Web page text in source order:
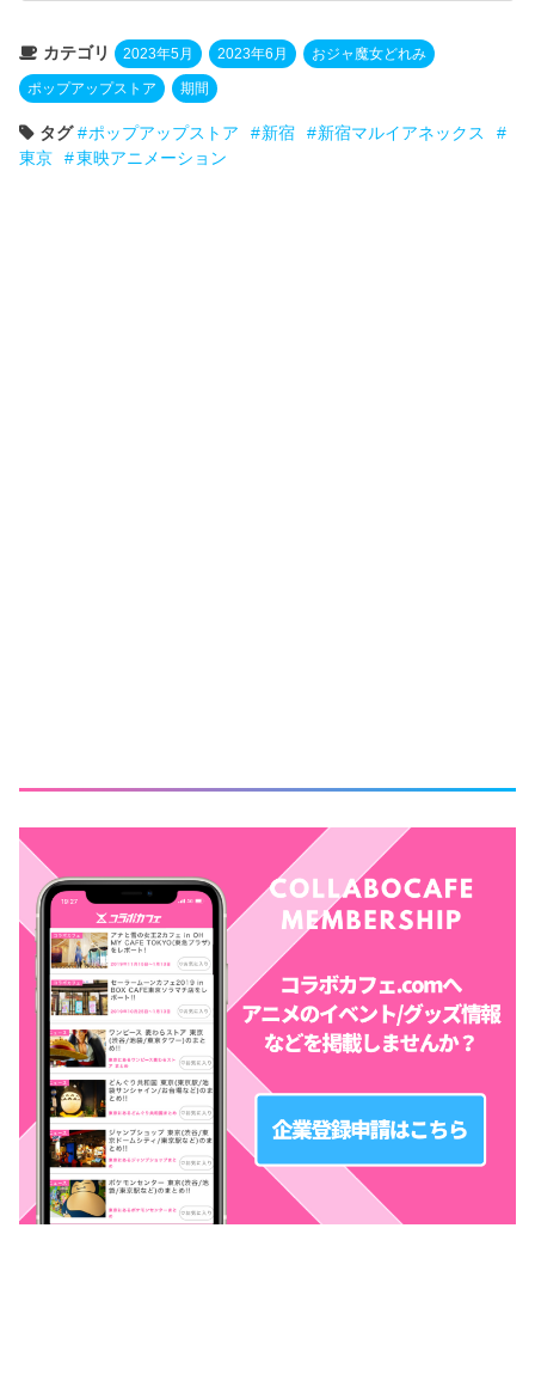
カテゴリ 2023年5月 2023年6月 おジャ魔女どれみ
ポップアップストア 期間
タグ ポップアップストア 新宿
新宿マルイアネックス
東京
東映アニメーション